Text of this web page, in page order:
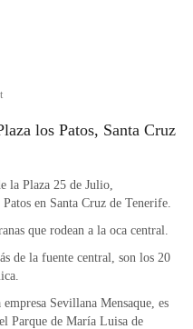
los Patos, Santa Cruz
la Plaza 25 de Julio,
en Santa Cruz de Tenerife.
que rodean a la oca central.
de la fuente central, son los 20
Sevillana Mensaque, es
Parque de María Luisa de